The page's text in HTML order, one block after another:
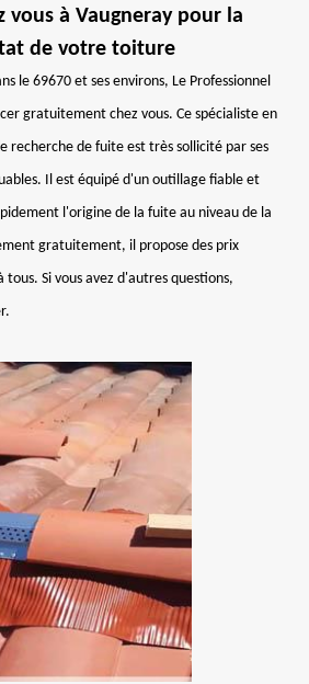
vous à Vaugneray pour la
de votre toiture
le 69670 et ses environs, Le Professionnel
gratuitement chez vous. Ce spécialiste en
recherche de fuite est très sollicité par ses
Il est équipé d'un outillage fiable et
l'origine de la fuite au niveau de la
gratuitement, il propose des prix
tous. Si vous avez d'autres questions,